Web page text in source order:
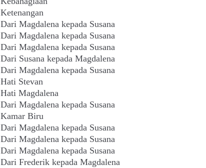
Ketenangan
Dari Magdalena kepada Susana
Dari Magdalena kepada Susana
Dari Magdalena kepada Susana
Dari Susana kepada Magdalena
Dari Magdalena kepada Susana
Hati Stevan
Hati Magdalena
Dari Magdalena kepada Susana
Kamar Biru
Dari Magdalena kepada Susana
Dari Magdalena kepada Susana
Dari Magdalena kepada Susana
Dari Frederik kepada Magdalena